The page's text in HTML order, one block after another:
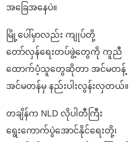
အခြေအနေပဲ။
မြို့ပေါ်မှာလည်း ကျုပ်တို့
တော်လှန်ရေးတပ်ဖွဲ့တွေကို ကူညီ
ထောက်ပံ့သူတွေဆိုတာ အင်မတန့်
အင်မတန်မှ နည်းပါးလွန်းလှတယ်။
တချိန်က NLD လိုပါတီကြီး
ရွေးကောက်ပွဲအောင်နိုင်ရေးတို့၊